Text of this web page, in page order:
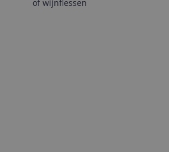
of wijnflessen